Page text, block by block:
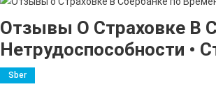
Отзывы О Страховке В
Нетрудоспособности •
Sber